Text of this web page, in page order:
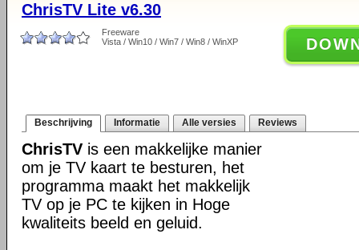
ChrisTV Lite v6.30
Freeware
Vista / Win10 / Win7 / Win8 / WinXP
Beschrijving Informatie Alle versies Reviews
ChrisTV is een makkelijke manier
om je TV kaart te besturen, het
programma maakt het makkelijk
TV op je PC te kijken in Hoge
kwaliteits beeld en geluid.